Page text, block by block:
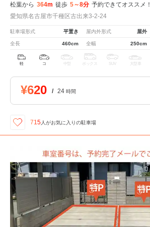
松葉から 364m 徒歩 5～8分 予約できてオススメ！
愛知県名古屋市千種区古出来3-2-24
駐車場形式 平置き 屋内外形式 屋外
全長 460cm 全幅 250cm
軽 コ 中型 ボックス SUV 大型車
¥620 / 24 時間
715 人がお気に入りの駐車場